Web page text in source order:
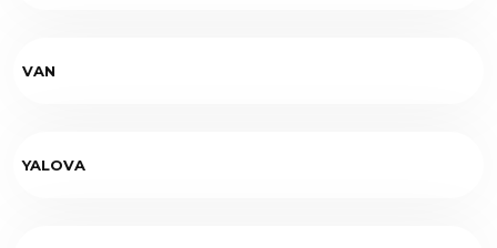
VAN
YALOVA